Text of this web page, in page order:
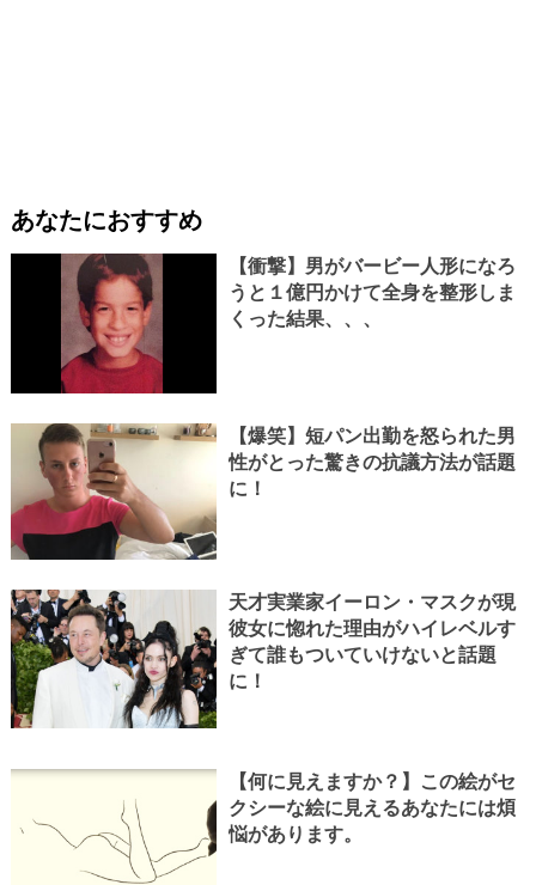
あなたにおすすめ
【衝撃】男がバービー人形になろ
うと１億円かけて全身を整形しま
くった結果、、、
【爆笑】短パン出勤を怒られた男
性がとった驚きの抗議方法が話題
に！
天才実業家イーロン・マスクが現
彼女に惚れた理由がハイレベルす
ぎて誰もついていけないと話題
に！
【何に見えますか？】この絵がセ
クシーな絵に見えるあなたには煩
悩があります。